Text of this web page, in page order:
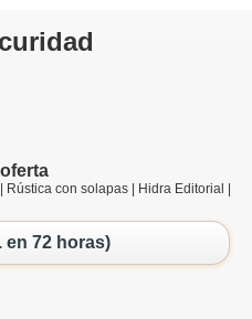
con solapas | Hidra Editorial |
en 72 horas)